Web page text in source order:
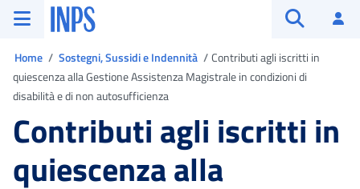
Vai al menu principale
Vai al contenuto principale
Vai al pie' di pagina
INPS ()
Home Sostegni, Sussidi e Indennità
Contributi agli iscritti in
quiescenza alla Gestione Assistenza Magistrale in condizioni di
disabilità e di non autosufficienza
Contributi agli iscritti in
quiescenza alla